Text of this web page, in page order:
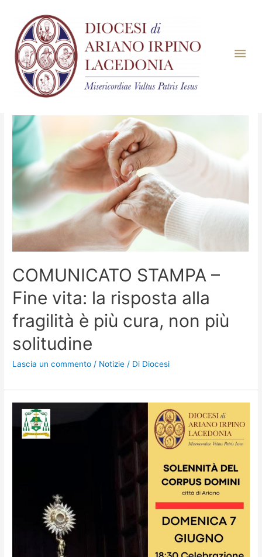
Mese:Maggio 2026
COMUNICATO STAMPA –
Fine vita: la risposta alla
fragilità è più cura, non più
solitudine
Lascia un commento / Notizie / Di Diocesi